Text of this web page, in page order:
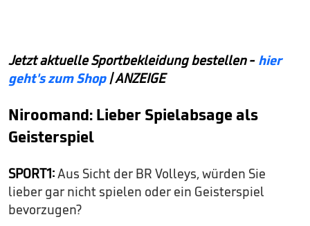
Jetzt aktuelle Sportbekleidung bestellen - hier
geht's zum Shop| ANZEIGE
Niroomand: Lieber Spielabsage als
Geisterspiel
SPORT1:Aus Sicht der BR Volleys, würden Sie
lieber gar nicht spielen oder ein Geisterspiel
bevorzugen?